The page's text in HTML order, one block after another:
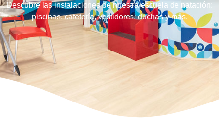
Descubre las instalaciones de nuestra escuela de natación:
piscinas, cafetería, vestidores, duchas y más.